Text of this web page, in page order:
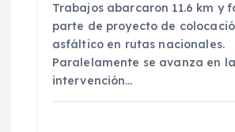
Trabajos abarcaron 11.6 km y
parte de proyecto de
asfáltico en rutas nacionales.
Paralelamente se avanza en la
intervención…